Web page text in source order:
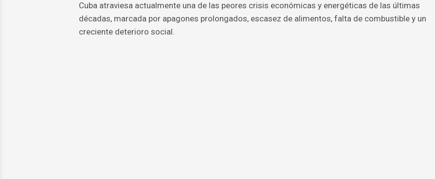
Cuba atraviesa actualmente una de las peores crisis económicas y energéticas de las últimas
décadas, marcada por apagones prolongados, escasez de alimentos, falta de combustible y un
creciente deterioro social.